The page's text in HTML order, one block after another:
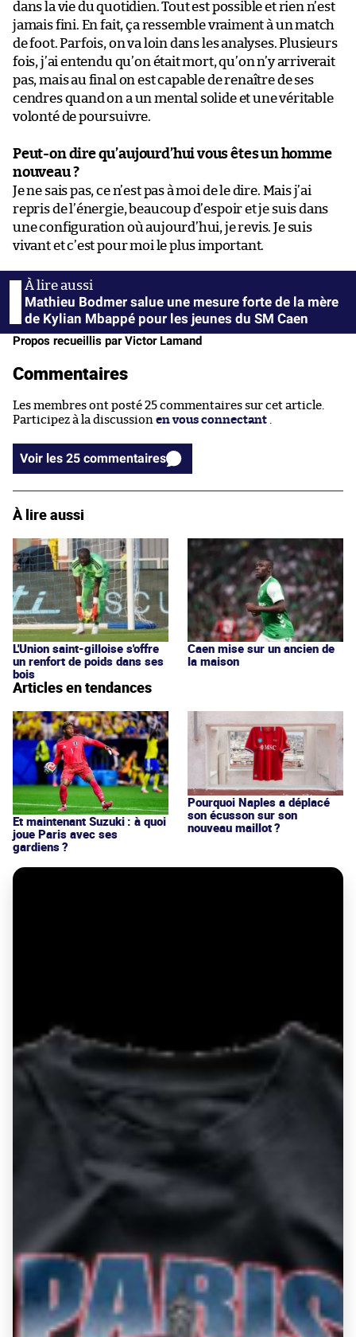
dans la vie du quotidien. Tout est possible et rien n’est
jamais fini. En fait, ça ressemble vraiment à un match
de foot. Parfois, on va loin dans les analyses. Plusieurs
fois, j’ai entendu qu’on était mort, qu’on n’y arriverait
pas, mais au final on est capable de renaître de ses
cendres quand on a un mental solide et une véritable
volonté de poursuivre.
Peut-on dire qu’aujourd’hui vous êtes un homme
nouveau ?
Je ne sais pas, ce n’est pas à moi de le dire. Mais j’ai
repris de l’énergie, beaucoup d’espoir et je suis dans
une configuration où aujourd’hui, je revis. Je suis
vivant et c’est pour moi le plus important.
Mathieu Bodmer salue une mesure forte de la mère
de Kylian Mbappé pour les jeunes du SM Caen
Propos recueillis par Victor Lamand
Commentaires
Les membres ont posté 25 commentaires sur cet article.
Participez à la discussion en vous connectant .
Voir les 25 commentaires
À lire aussi
L'Union saint-gilloise s'offre
un renfort de poids dans ses
bois
Caen mise sur un ancien de
la maison
Articles en tendances
Et maintenant Suzuki : à quoi
joue Paris avec ses
gardiens ?
Pourquoi Naples a déplacé
son écusson sur son
nouveau maillot ?